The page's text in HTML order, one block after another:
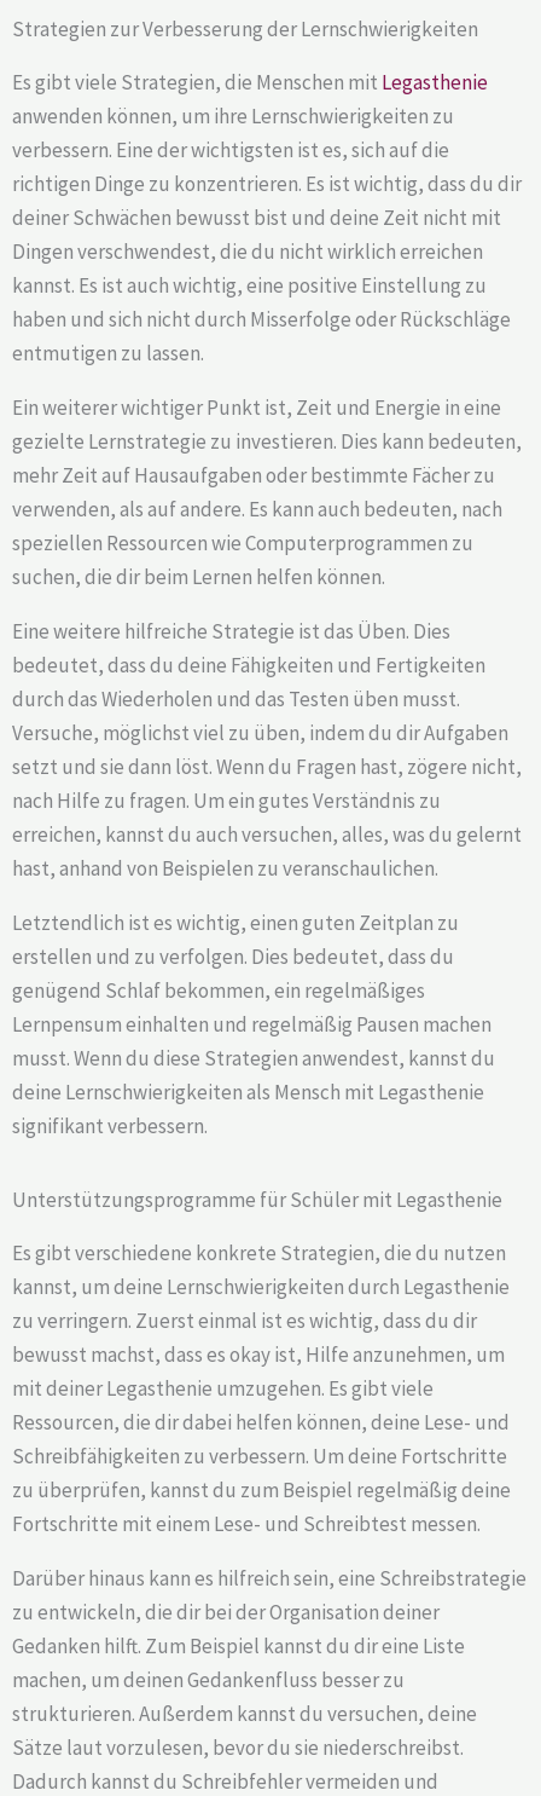
Strategien zur Verbesserung der Lernschwierigkeiten
Es gibt viele Strategien, die Menschen mit Legasthenie
anwenden können, um ihre Lernschwierigkeiten zu
verbessern. Eine der wichtigsten ist es, sich auf die
richtigen Dinge zu konzentrieren. Es ist wichtig, dass du dir
deiner Schwächen bewusst bist und deine Zeit nicht mit
Dingen verschwendest, die du nicht wirklich erreichen
kannst. Es ist auch wichtig, eine positive Einstellung zu
haben und sich nicht durch Misserfolge oder Rückschläge
entmutigen zu lassen.
Ein weiterer wichtiger Punkt ist, Zeit und Energie in eine
gezielte Lernstrategie zu investieren. Dies kann bedeuten,
mehr Zeit auf Hausaufgaben oder bestimmte Fächer zu
verwenden, als auf andere. Es kann auch bedeuten, nach
speziellen Ressourcen wie Computerprogrammen zu
suchen, die dir beim Lernen helfen können.
Eine weitere hilfreiche Strategie ist das Üben. Dies
bedeutet, dass du deine Fähigkeiten und Fertigkeiten
durch das Wiederholen und das Testen üben musst.
Versuche, möglichst viel zu üben, indem du dir Aufgaben
setzt und sie dann löst. Wenn du Fragen hast, zögere nicht,
nach Hilfe zu fragen. Um ein gutes Verständnis zu
erreichen, kannst du auch versuchen, alles, was du gelernt
hast, anhand von Beispielen zu veranschaulichen.
Letztendlich ist es wichtig, einen guten Zeitplan zu
erstellen und zu verfolgen. Dies bedeutet, dass du
genügend Schlaf bekommen, ein regelmäßiges
Lernpensum einhalten und regelmäßig Pausen machen
musst. Wenn du diese Strategien anwendest, kannst du
deine Lernschwierigkeiten als Mensch mit Legasthenie
signifikant verbessern.
Unterstützungsprogramme für Schüler mit Legasthenie
Es gibt verschiedene konkrete Strategien, die du nutzen
kannst, um deine Lernschwierigkeiten durch Legasthenie
zu verringern. Zuerst einmal ist es wichtig, dass du dir
bewusst machst, dass es okay ist, Hilfe anzunehmen, um
mit deiner Legasthenie umzugehen. Es gibt viele
Ressourcen, die dir dabei helfen können, deine Lese- und
Schreibfähigkeiten zu verbessern. Um deine Fortschritte
zu überprüfen, kannst du zum Beispiel regelmäßig deine
Fortschritte mit einem Lese- und Schreibtest messen.
Darüber hinaus kann es hilfreich sein, eine Schreibstrategie
zu entwickeln, die dir bei der Organisation deiner
Gedanken hilft. Zum Beispiel kannst du dir eine Liste
machen, um deinen Gedankenfluss besser zu
strukturieren. Außerdem kannst du versuchen, deine
Sätze laut vorzulesen, bevor du sie niederschreibst.
Dadurch kannst du Schreibfehler vermeiden und